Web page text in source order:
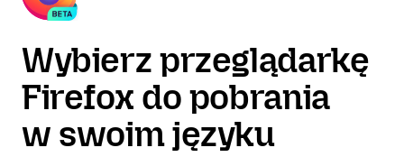
Wybierz przeglądarkę
Firefox do pobrania
w swoim języku